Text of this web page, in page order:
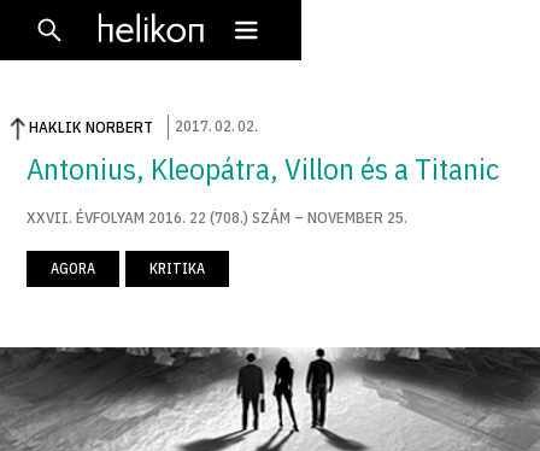
HAKLIK NORBERT 2017.02.02.
Antonius, Kleopátra, Villon és a Titanic
XXVII. ÉVFOLYAM 2016. 22 (708.) SZÁM – NOVEMBER 25.
AGORA KRITIKA